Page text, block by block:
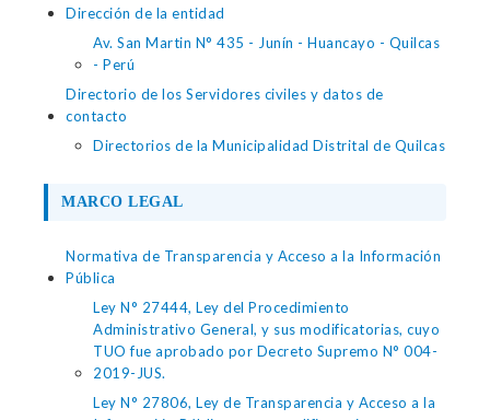
Dirección de la entidad
Av. San Martin N° 435 - Junín - Huancayo - Quilcas
- Perú
Directorio de los Servidores civiles y datos de
contacto
Directorios de la Municipalidad Distrital de Quilcas
MARCO LEGAL
Normativa de Transparencia y Acceso a la Información
Pública
Ley N° 27444, Ley del Procedimiento
Administrativo General, y sus modificatorias, cuyo
TUO fue aprobado por Decreto Supremo N° 004-
2019-JUS.
Ley N° 27806, Ley de Transparencia y Acceso a la